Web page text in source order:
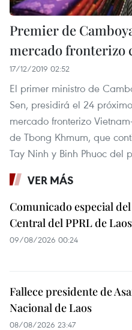
Premier de
mercado fronterizo
17/12/2019 02:52
El primer ministro de
Sen, presidirá el 24
mercado fronterizo
de Tbong Khmum, que
Tay Ninh y Binh Phuoc del
VER MÁS
Comunicado especial
Central del PPRL de Laos
09/08/2026 00:24
Fallece presidente de
Nacional de Laos
08/08/2026 23:47